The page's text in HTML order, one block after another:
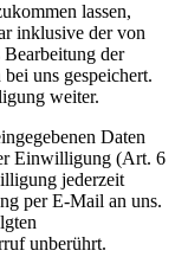
lassen,
inklusive der von
der
uns gespeichert.
weiter.
Daten
Einwilligung (Art. 6
jederzeit
per E-Mail an uns.
unberührt.